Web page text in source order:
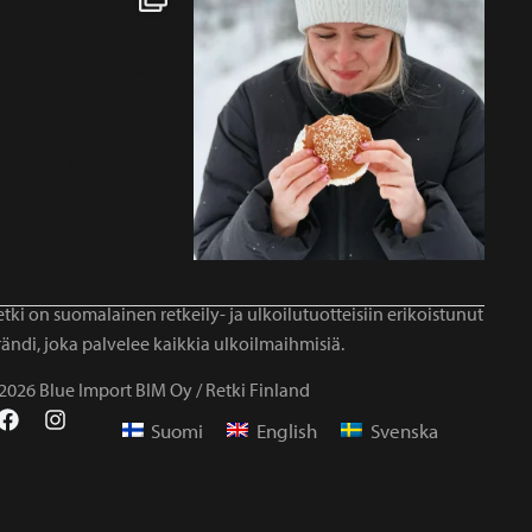
on suomalainen retkeily- ja ulkoilutuotteisiin erikoistunut
joka palvelee kaikkia ulkoilmaihmisiä.
Blue Import BIM Oy / Retki Finland
Suomi English Svenska